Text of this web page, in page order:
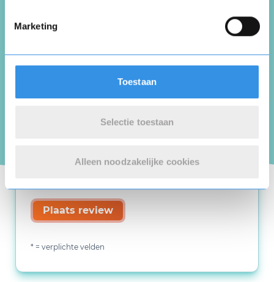
Marketing
Toestaan
Selectie toestaan
Alleen noodzakelijke cookies
Plaats review
* = verplichte velden